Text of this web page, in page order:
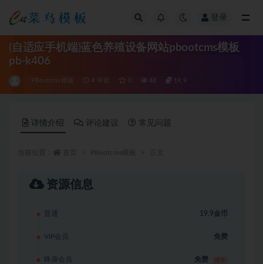
登录
(自适应手机端)蓝色养殖设备网站pbootcms模板
pb-k406
PBootcms模板 4 年前 0 48 19.9
详情介绍 评论建议 常见问题
资源信息
普通 19.9金币
VIP会员 免费
终身会员 免费